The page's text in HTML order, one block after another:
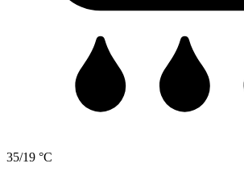
35/19 °C